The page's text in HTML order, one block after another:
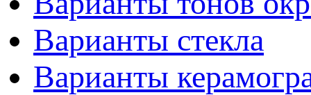
Варианты стекла
Варианты